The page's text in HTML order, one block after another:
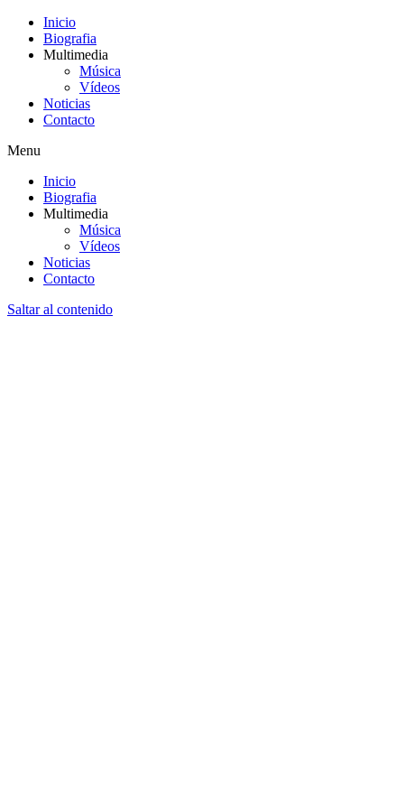
Inicio
Biografia
Multimedia
Música
Vídeos
Noticias
Contacto
Menu
Inicio
Biografia
Multimedia
Música
Vídeos
Noticias
Contacto
Saltar al contenido